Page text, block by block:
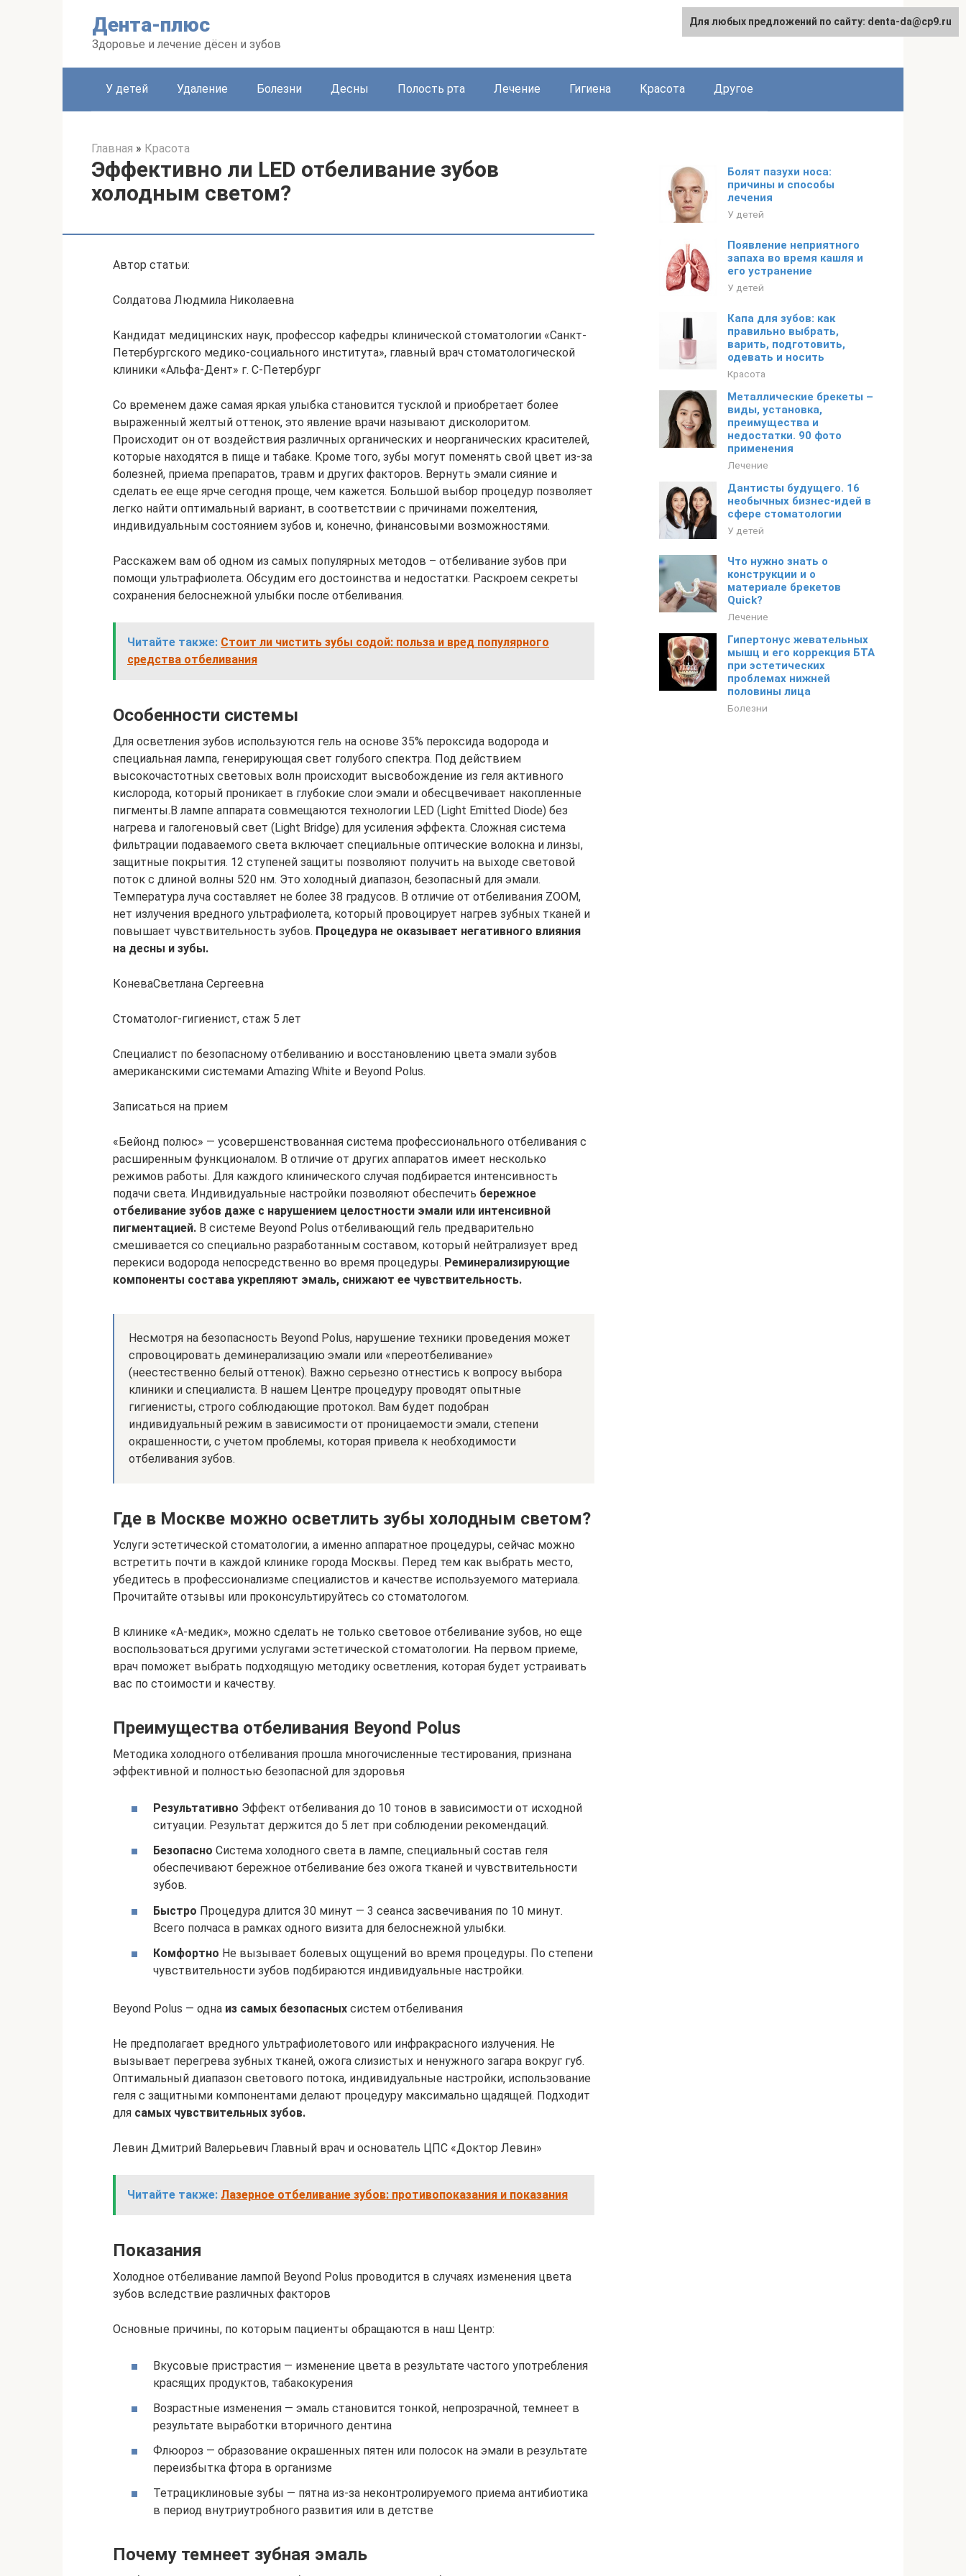
Дента-плюс
Здоровье и лечение дёсен и зубов
У детей Удаление Болезни Десны Полость рта Лечение Гигиена Красота Другое
Главная » Красота
Эффективно ли LED отбеливание зубов
холодным светом?
Автор статьи:
Солдатова Людмила Николаевна
Кандидат медицинских наук, профессор кафедры клинической стоматологии «Санкт-
Петербургского медико-социального института», главный врач стоматологической
клиники «Альфа-Дент» г. С-Петербург
Со временем даже самая яркая улыбка становится тусклой и приобретает более
выраженный желтый оттенок, это явление врачи называют дисколоритом.
Происходит он от воздействия различных органических и неорганических красителей,
которые находятся в пище и табаке. Кроме того, зубы могут поменять свой цвет из-за
болезней, приема препаратов, травм и других факторов. Вернуть эмали сияние и
сделать ее еще ярче сегодня проще, чем кажется. Большой выбор процедур позволяет
легко найти оптимальный вариант, в соответствии с причинами пожелтения,
индивидуальным состоянием зубов и, конечно, финансовыми возможностями.
Расскажем вам об одном из самых популярных методов – отбеливание зубов при
помощи ультрафиолета. Обсудим его достоинства и недостатки. Раскроем секреты
сохранения белоснежной улыбки после отбеливания.
Читайте также: Стоит ли чистить зубы содой: польза и вред популярного
средства отбеливания
Особенности системы
Для осветления зубов используются гель на основе 35% пероксида водорода и
специальная лампа, генерирующая свет голубого спектра. Под действием
высокочастотных световых волн происходит высвобождение из геля активного
кислорода, который проникает в глубокие слои эмали и обесцвечивает накопленные
пигменты.В лампе аппарата совмещаются технологии LED (Light Emitted Diode) без
нагрева и галогеновый свет (Light Bridge) для усиления эффекта. Сложная система
фильтрации подаваемого света включает специальные оптические волокна и линзы,
защитные покрытия. 12 ступеней защиты позволяют получить на выходе световой
поток с длиной волны 520 нм. Это холодный диапазон, безопасный для эмали.
Температура луча составляет не более 38 градусов. В отличие от отбеливания ZOOM,
нет излучения вредного ультрафиолета, который провоцирует нагрев зубных тканей и
повышает чувствительность зубов. Процедура не оказывает негативного влияния
на десны и зубы.
КоневаСветлана Сергеевна
Стоматолог-гигиенист, стаж 5 лет
Специалист по безопасному отбеливанию и восстановлению цвета эмали зубов
американскими системами Amazing White и Beyond Polus.
Записаться на прием
«Бейонд полюс» — усовершенствованная система профессионального отбеливания с
расширенным функционалом. В отличие от других аппаратов имеет несколько
режимов работы. Для каждого клинического случая подбирается интенсивность
подачи света. Индивидуальные настройки позволяют обеспечить бережное
отбеливание зубов даже с нарушением целостности эмали или интенсивной
пигментацией. В системе Beyond Polus отбеливающий гель предварительно
смешивается со специально разработанным составом, который нейтрализует вред
перекиси водорода непосредственно во время процедуры. Реминерализирующие
компоненты состава укрепляют эмаль, снижают ее чувствительность.
Несмотря на безопасность Beyond Polus, нарушение техники проведения может
спровоцировать деминерализацию эмали или «переотбеливание»
(неестественно белый оттенок). Важно серьезно отнестись к вопросу выбора
клиники и специалиста. В нашем Центре процедуру проводят опытные
гигиенисты, строго соблюдающие протокол. Вам будет подобран
индивидуальный режим в зависимости от проницаемости эмали, степени
окрашенности, с учетом проблемы, которая привела к необходимости
отбеливания зубов.
Где в Москве можно осветлить зубы холодным светом?
Услуги эстетической стоматологии, а именно аппаратное процедуры, сейчас можно
встретить почти в каждой клинике города Москвы. Перед тем как выбрать место,
убедитесь в профессионализме специалистов и качестве используемого материала.
Прочитайте отзывы или проконсультируйтесь со стоматологом.
В клинике «А-медик», можно сделать не только световое отбеливание зубов, но еще
воспользоваться другими услугами эстетической стоматологии. На первом приеме,
врач поможет выбрать подходящую методику осветления, которая будет устраивать
вас по стоимости и качеству.
Преимущества отбеливания Beyond Polus
Методика холодного отбеливания прошла многочисленные тестирования, признана
эффективной и полностью безопасной для здоровья
Результативно Эффект отбеливания до 10 тонов в зависимости от исходной
ситуации. Результат держится до 5 лет при соблюдении рекомендаций.
Безопасно Система холодного света в лампе, специальный состав геля
обеспечивают бережное отбеливание без ожога тканей и чувствительности
зубов.
Быстро Процедура длится 30 минут — 3 сеанса засвечивания по 10 минут.
Всего полчаса в рамках одного визита для белоснежной улыбки.
Комфортно Не вызывает болевых ощущений во время процедуры. По степени
чувствительности зубов подбираются индивидуальные настройки.
Beyond Polus — одна из самых безопасных систем отбеливания
Не предполагает вредного ультрафиолетового или инфракрасного излучения. Не
вызывает перегрева зубных тканей, ожога слизистых и ненужного загара вокруг губ.
Оптимальный диапазон светового потока, индивидуальные настройки, использование
геля с защитными компонентами делают процедуру максимально щадящей. Подходит
для самых чувствительных зубов.
Левин Дмитрий Валерьевич Главный врач и основатель ЦПС «Доктор Левин»
Читайте также: Лазерное отбеливание зубов: противопоказания и показания
Показания
Холодное отбеливание лампой Beyond Polus проводится в случаях изменения цвета
зубов вследствие различных факторов
Основные причины, по которым пациенты обращаются в наш Центр:
Вкусовые пристрастия — изменение цвета в результате частого употребления
красящих продуктов, табакокурения
Возрастные изменения — эмаль становится тонкой, непрозрачной, темнеет в
результате выработки вторичного дентина
Флюороз — образование окрашенных пятен или полосок на эмали в результате
переизбытка фтора в организме
Тетрациклиновые зубы — пятна из-за неконтролируемого приема антибиотика
в период внутриутробного развития или в детстве
Почему темнеет зубная эмаль
Болят пазухи носа:
причины и способы
лечения
У детей
Появление неприятного
запаха во время кашля и
его устранение
У детей
Капа для зубов: как
правильно выбрать,
варить, подготовить,
одевать и носить
Красота
Металлические брекеты –
виды, установка,
преимущества и
недостатки. 90 фото
применения
Лечение
Дантисты будущего. 16
необычных бизнес-идей в
сфере стоматологии
У детей
Что нужно знать о
конструкции и о
материале брекетов
Quick?
Лечение
Гипертонус жевательных
мышц и его коррекция БТА
при эстетических
проблемах нижней
половины лица
Болезни
Для любых предложений по сайту: denta-da@cp9.ru